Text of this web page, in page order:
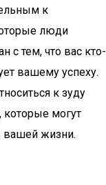
к
люди
с тем, что вас кто-
вашему успеху.
к зуду
могут
вашей жизни.